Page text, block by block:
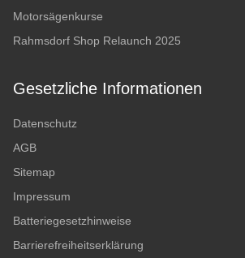
Motorsägenkurse
Rahmsdorf Shop Relaunch 2025
Gesetzliche Informationen
Datenschutz
AGB
Sitemap
Impressum
Batteriegesetzhinweise
Barrierefreiheitserklärung